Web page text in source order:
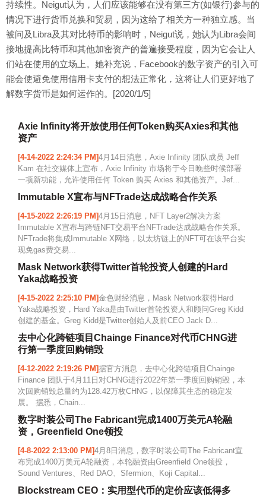
持续性。Neigut认为，人们应该能够在没有第三方(如银行)参与的
情况下进行货币兑换和贸易，因为这给了相关方一种独立感。当
被问及Libra及其对比特币的影响时，Neigut说，她认为Libra会间
接地提高比特币和其他加密资产的普遍接受程度，因为它会让人
们站在使用的立场上。她补充说，Facebook的数字资产的引入可
能会使避免使用信用卡支付的想法正常化，这将让人们更好地了
解数字货币是如何运作的。[2020/1/5]
Axie Infinity将开放使用任何Token购买Axies和其他
资产
[4-14-2022 2:24:34 PM]4月14日消息，Axie Infinity 团队成员 Jeff
Kam 在社交媒体上宣布，Axie Infinity 市场将于今日晚些时候部署
一项新功能，允许使用任何 Token 购买 Axies 和其他资产。Jef...
Immutable X宣布与NFTrade达成战略合作关系
[4-15-2022 2:26:19 PM]4月15日消息，NFT Layer2解决方案
Immutable X宣布与跨链NFT交易平台NFTrade达成战略合作关系。
NFTrade将集成Immutable X网络，以太坊链上的NFT可在该平台实
现免gas费交易...
Mask Network获得Twitter首轮投资人创建的Hard
Yaka战略投资
[4-15-2022 2:25:10 PM]金色财经消息，Mask Network获得Hard
Yaka战略投资，Hard Yaka是由Twitter首轮投资人和顾问Greg Kidd
创建的基金。Greg Kidd是Twitter创始人及前CEO Jack D...
去中心化跨链项目Chainge Finance对代币CHNG进
行第一季度回购销毁
[4-12-2022 2:19:26 PM]据官方消息，去中心化跨链项目Chainge
Finance 团队于4月11日对CHNG进行2022年第一季度回购销毁，本
次回购销毁总量约为128.42万枚CHNG，以保障其生态的稳定发
展。 据悉，Chain...
数字时装公司The Fabricant完成1400万美元A轮融
资，Greenfield One领投
[4-8-2022 2:13:00 PM]4月8日消息，数字时装公司The Fabricant宣
布完成1400万美元A轮融资，本轮融资由Greenfield One领投，
Sound Ventures、Red DAO、Sfermion、Koji Capital...
Blockstream CEO：实用型代币的定价应该低得多